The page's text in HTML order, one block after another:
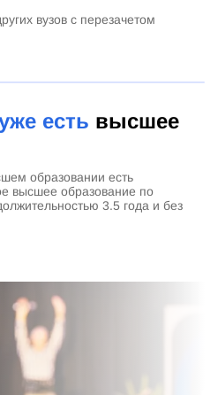
вузов с перезачетом
есть высшее
образовании есть
высшее образование по
3.5 года и без